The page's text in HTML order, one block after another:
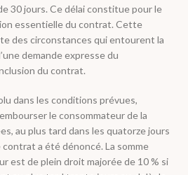
30 jours. Ce délai constitue pour le
essentielle du contrat. Cette
des circonstances qui entourent la
demande expresse du
du contrat.
dans les conditions prévues,
le consommateur de la
au plus tard dans les quatorze jours
a été dénoncé. La somme
est de plein droit majorée de 10 % si